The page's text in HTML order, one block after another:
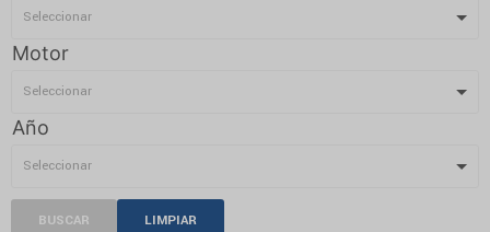
Motor
Año
BUSCAR LIMPIAR